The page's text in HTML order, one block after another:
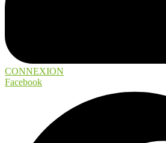
CONNEXION
Facebook